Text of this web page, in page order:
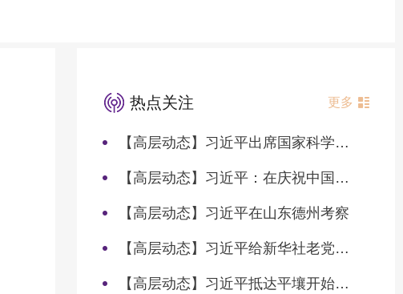
热点关注 更多
【高层动态】习近平出席国家科学技术奖励大会两院院士大会中国科协第十一次全国代表大会并发表重要讲话
【高层动态】习近平：在庆祝中国共产党成立105周年大会上的讲话
【高层动态】习近平在山东德州考察
【高层动态】习近平给新华社老党员张连生回信强调 传承红色基因 在新征程上书写优异答卷
【高层动态】习近平抵达平壤开始对朝鲜进行国事访问